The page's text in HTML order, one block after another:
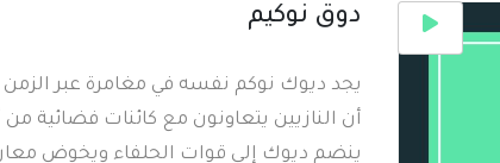
دوق نوكيم
يجد ديوك نوكم نفسه في مغامرة عبر الزمن
أن النازيين يتعاونون مع كائنات فضائية
ينضم ديوك إلى قوات الحلفاء ويخوض